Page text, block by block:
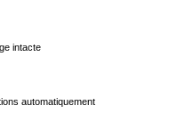
intacte
automatiquement